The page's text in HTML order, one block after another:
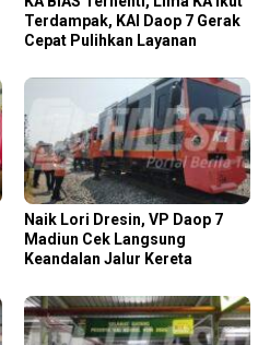
Terdampak, KAI Daop 7 Gerak
Cepat Pulihkan Layanan
Naik Lori Dresin, VP Daop 7
Madiun Cek Langsung
Keandalan Jalur Kereta